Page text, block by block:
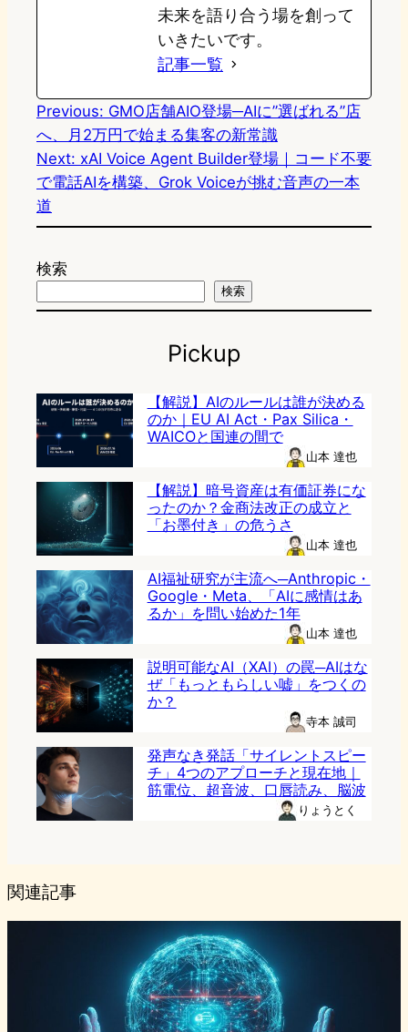
未来を語り合う場を創って
いきたいです。
記事一覧
Previous: GMO店舗AIO登場─AIに”選ばれる”店
へ、月2万円で始まる集客の新常識
Next: xAI Voice Agent Builder登場｜コード不要
で電話AIを構築、Grok Voiceが挑む音声の一本
道
検索
検索
Pickup
【解説】AIのルールは誰が決める
のか｜EU AI Act・Pax Silica・
WAICOと国連の間で
山本 達也
【解説】暗号資産は有価証券にな
ったのか？金商法改正の成立と
「お墨付き」の危うさ
山本 達也
AI福祉研究が主流へ─Anthropic・
Google・Meta、「AIに感情はあ
るか」を問い始めた1年
山本 達也
説明可能なAI（XAI）の罠─AIはな
ぜ「もっともらしい嘘」をつくの
か？
寺本 誠司
発声なき発話「サイレントスピー
チ」4つのアプローチと現在地｜
筋電位、超音波、口唇読み、脳波
りょうとく
関連記事